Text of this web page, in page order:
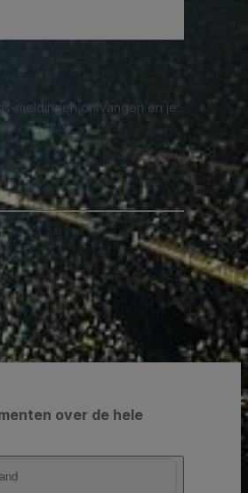
meldingen ontvangen en je
over de hele